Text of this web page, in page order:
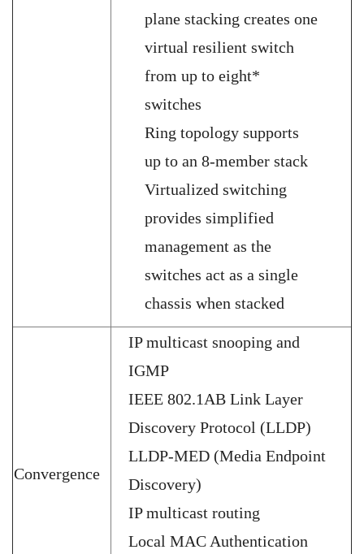
plane stacking creates one
virtual resilient switch
from up to eight*
switches
Ring topology supports
up to an 8-member stack
Virtualized switching
provides simplified
management as the
switches act as a single
chassis when stacked
Convergence
IP multicast snooping and
IGMP
IEEE 802.1AB Link Layer
Discovery Protocol (LLDP)
LLDP-MED (Media Endpoint
Discovery)
IP multicast routing
Local MAC Authentication